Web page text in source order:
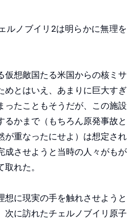
ルノブイリ2は明らかに無理を
想敵国たる米国からの核ミサ
めとはいえ、あまりに巨大すぎ
ったこともそうだが、この施設
るかまで（もちろん原発事故と
が重なったにせよ）は想定され
成させようと当時の人々がもが
れた。
に現実の手を触れさせようと
次に訪れたチェルノブイリ原子